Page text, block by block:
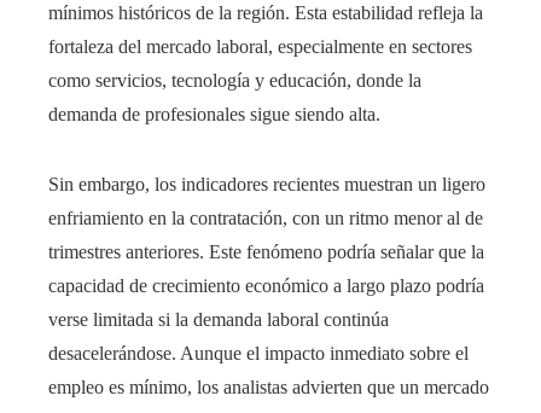
mínimos históricos de la región. Esta estabilidad refleja la
fortaleza del mercado laboral, especialmente en sectores
como servicios, tecnología y educación, donde la
demanda de profesionales sigue siendo alta.
Sin embargo, los indicadores recientes muestran un ligero
enfriamiento en la contratación, con un ritmo menor al de
trimestres anteriores. Este fenómeno podría señalar que la
capacidad de crecimiento económico a largo plazo podría
verse limitada si la demanda laboral continúa
desacelerándose. Aunque el impacto inmediato sobre el
empleo es mínimo, los analistas advierten que un mercado